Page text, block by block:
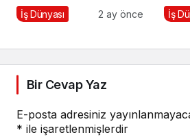
WORLDEF Istanbul
İş Dünyası 2 ay önce İş
Bir Cevap Yaz
E-posta adresiniz
* ile işaretlenmişlerdir